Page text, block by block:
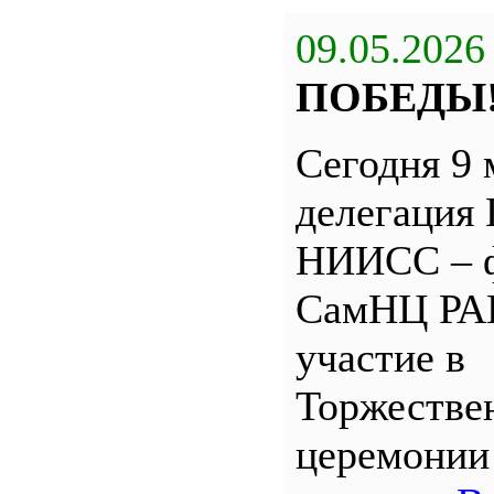
09.05.2026
Сегодня 9
НИИСС –
СамНЦ
участие в